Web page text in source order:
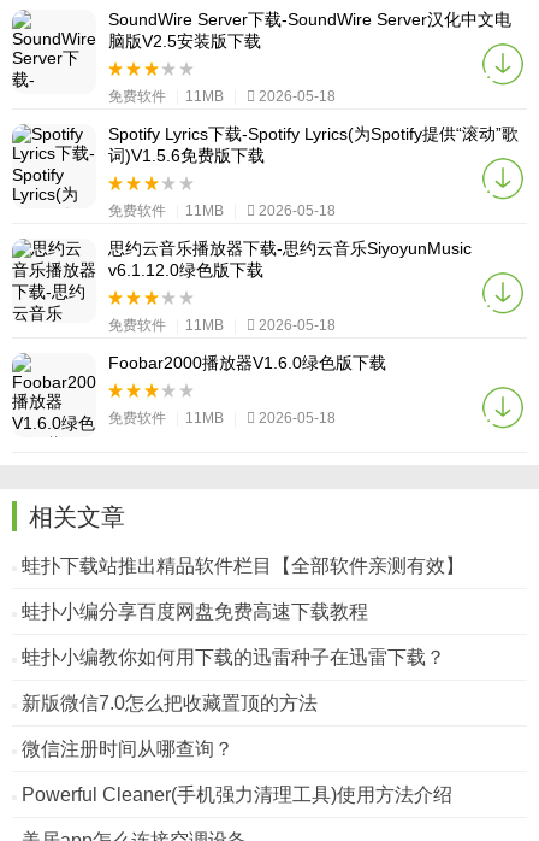
SoundWire Server下载-SoundWire Server汉化中文电
脑版V2.5安装版下载
免费软件 11MB 2026-05-18
Spotify Lyrics下载-Spotify Lyrics(为Spotify提供“滚动”歌
词)V1.5.6免费版下载
免费软件 11MB 2026-05-18
思约云音乐播放器下载-思约云音乐SiyoyunMusic
v6.1.12.0绿色版下载
免费软件 11MB 2026-05-18
Foobar2000播放器V1.6.0绿色版下载
免费软件 11MB 2026-05-18
相关文章
蛙扑下载站推出精品软件栏目【全部软件亲测有效】
蛙扑小编分享百度网盘免费高速下载教程
蛙扑小编教你如何用下载的迅雷种子在迅雷下载？
新版微信7.0怎么把收藏置顶的方法
微信注册时间从哪查询？
Powerful Cleaner(手机强力清理工具)使用方法介绍